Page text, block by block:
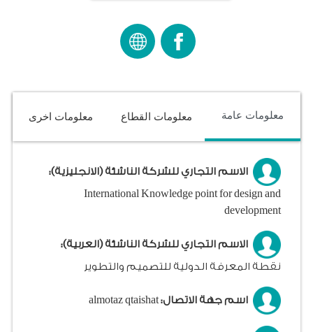
معلومات عامة معلومات القطاع معلومات اخرى
الاسم التجاري للشركة الناشئة (الانجليزية):
International Knowledge point for design and
development
الاسم التجاري للشركة الناشئة (العربية):
نقطة المعرفة الدولية للتصميم والتطوير
اسم جهة الاتصال:almotaz qtaishat